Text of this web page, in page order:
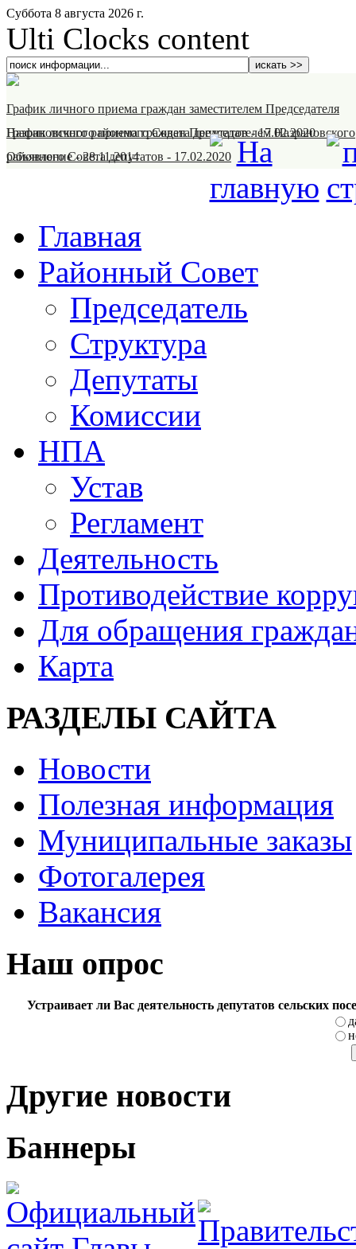
Суббота 8 августа 2026 г.
Ulti Clocks content
График личного приема граждан заместителем Председателя
Назрановского районного Совета депутатов-17.02.2020
График личного приема граждан Председателем Назрановского
районного Совета депутатов - 17.02.2020
Объявление-28.11.2014
Главная
Районный Совет
Председатель
Структура
Депутаты
Комиссии
НПА
Устав
Регламент
Деятельность
Противодействие
Для обращения
Карта
РАЗДЕЛЫ САЙТА
Новости
Полезная информация
Муниципальные заказы
Фотогалерея
Вакансия
Наш опрос
Устраивает ли Вас деятельность депутатов сельских
Другие новости
Баннеры